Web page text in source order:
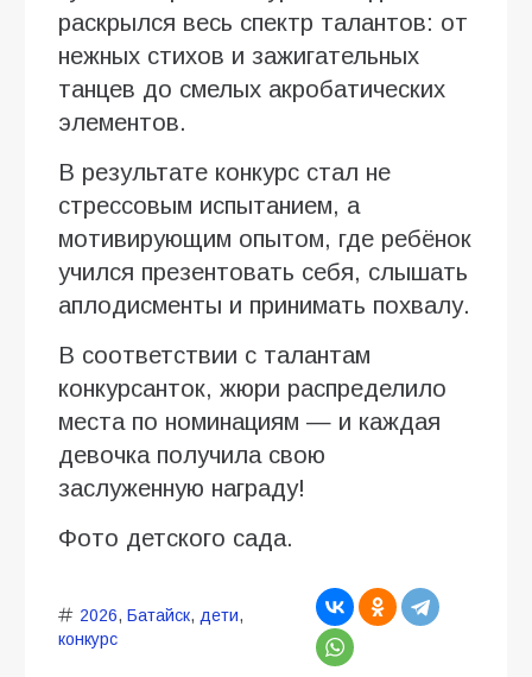
раскрылся весь спектр талантов: от
нежных стихов и зажигательных
танцев до смелых акробатических
элементов.
В результате конкурс стал не
стрессовым испытанием, а
мотивирующим опытом, где ребёнок
учился презентовать себя, слышать
аплодисменты и принимать похвалу.
В соответствии с талантам
конкурсанток, жюри распределило
места по номинациям — и каждая
девочка получила свою
заслуженную награду!
Фото детского сада.
2026, Батайск, дети,
конкурс